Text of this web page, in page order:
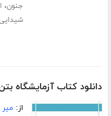
جنون،
دانلود کتاب آزمایشگاه
از: